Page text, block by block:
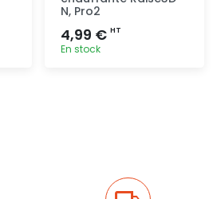
N, Pro2
4,99 € HT
En stock